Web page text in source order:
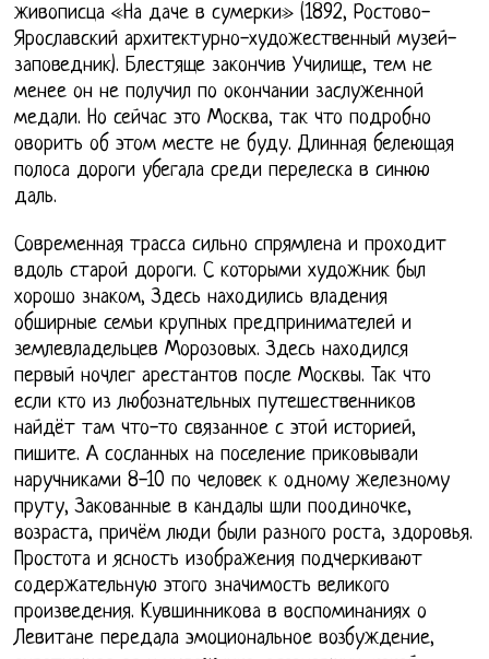
живописца «На даче в сумерки» (1892, Ростово-
Ярославский архитектурно-художественный музей-
заповедник). Блестяще закончив Училище, тем не
менее он не получил по окончании заслуженной
медали. Но сейчас это Москва, так что подробно
оворить об этом месте не буду. Длинная белеющая
полоса дороги убегала среди перелеска в синюю
даль.
Современная трасса сильно спрямлена и проходит
вдоль старой дороги. С которыми художник был
хорошо знаком, Здесь находились владения
обширные семьи крупных предпринимателей и
землевладельцев Морозовых. Здесь находился
первый ночлег арестантов после Москвы. Так что
если кто из любознательных путешественников
найдёт там что-то связанное с этой историей,
пишите. А сосланных на поселение приковывали
наручниками 8-10 по человек к одному железному
пруту, Закованные в кандалы шли поодиночке,
возраста, причём люди были разного роста, здоровья.
Простота и ясность изображения подчеркивают
содержательную этого значимость великого
произведения. Кувшинникова в воспоминаниях о
Левитане передала эмоциональное возбуждение,